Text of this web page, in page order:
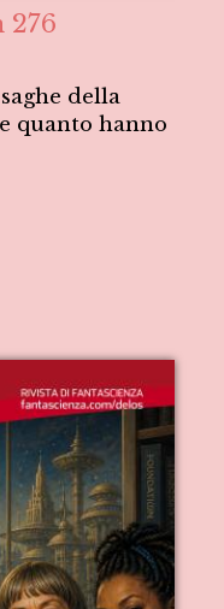
276
della
quanto hanno